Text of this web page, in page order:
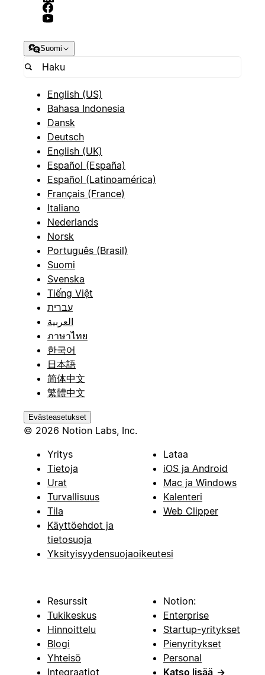
Suomi
English (US)
Bahasa Indonesia
Dansk
Deutsch
English (UK)
Español (España)
Español (Latinoamérica)
Français (France)
Italiano
Nederlands
Norsk
Português (Brasil)
Suomi
Svenska
Tiếng Việt
עברית
العربية
ภาษาไทย
한국어
日本語
简体中文
繁體中文
Evästeasetukset
© 2026 Notion Labs, Inc.
Yritys
Tietoja
Urat
Turvallisuus
Tila
Käyttöehdot ja
tietosuoja
Yksityisyydensuojaoikeutesi
Lataa
iOS ja Android
Mac ja Windows
Kalenteri
Web Clipper
Resurssit
Tukikeskus
Hinnoittelu
Blogi
Yhteisö
Integraatiot
Notion:
Enterprise
Startup-yritykset
Pienyritykset
Personal
Katso lisää →